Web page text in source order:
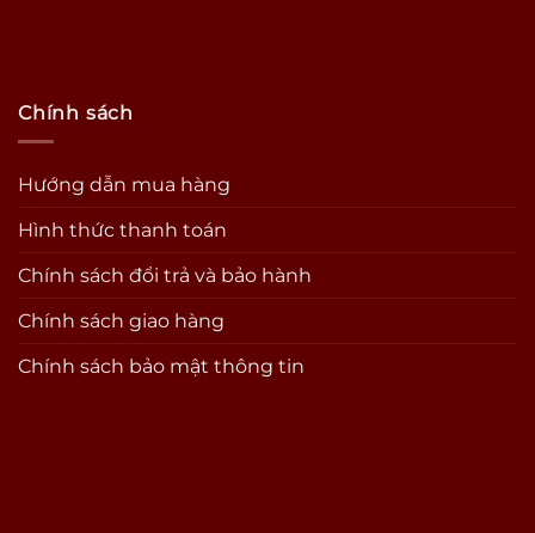
Chính sách
Hướng dẫn mua hàng
Hình thức thanh toán
Chính sách đổi trả và bảo hành
Chính sách giao hàng
Chính sách bảo mật thông tin